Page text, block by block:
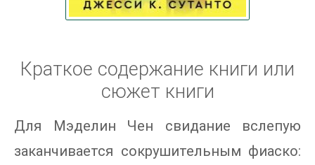
Краткое содержание книги или
сюжет книги
Для Мэделин Чен свидание вслепую
заканчивается сокрушительным фиаско: